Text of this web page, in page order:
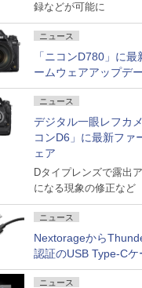
録などが可能に
ニュース
「ニコンD780」に最
ームウェアアップデ
ニュース
デジタル一眼レフカ
コンD6」に最新ファ
ェア
Dタイプレンズで露出
になる現象の修正など
ニュース
Nextorageから
認証のUSB Type-Cケ
ニュース